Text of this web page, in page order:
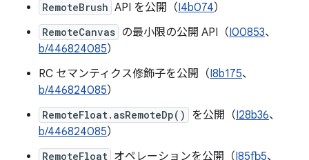
RemoteBrush API を公開（I4b074）
RemoteCanvas の最小限の公開 API（I00853、
b/446824085）
RC セマンティクス修飾子を公開（I8b175、
b/446824085）
RemoteFloat.asRemoteDp() を公開（I28b36、
b/446824085）
RemoteFloat オペレーションを公開（I85fb5、